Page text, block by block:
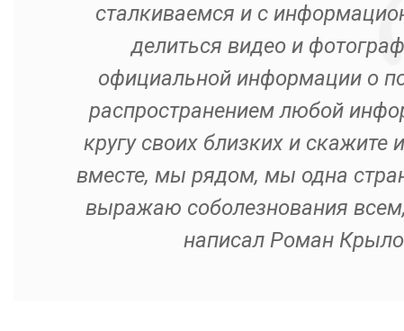
сталкиваемся и с
делиться видео и
официальной информации о
распространением любой
кругу своих близких и
вместе, мы рядом, мы одна
выражаю соболезнования
написал Роман